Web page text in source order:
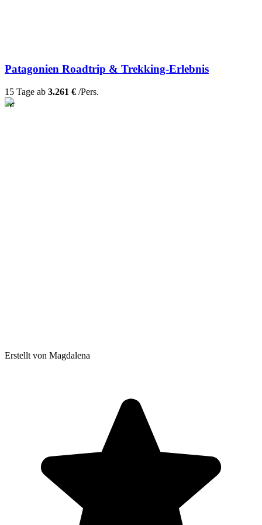
Patagonien Roadtrip & Trekking-Erlebnis
15 Tage ab 3.261 € /Pers.
Erstellt von Magdalena